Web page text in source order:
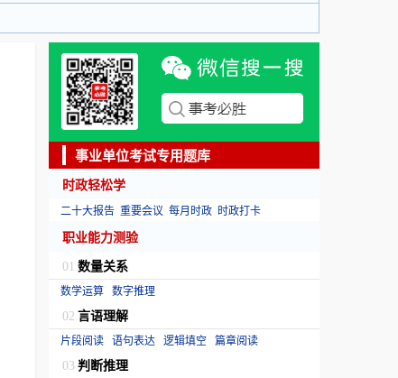
事业单位考试专用题库
时政轻松学
二十大报告 重要会议 每月时政 时政打卡
职业能力测验
01 数量关系
数学运算 数字推理
02 言语理解
片段阅读 语句表达 逻辑填空 篇章阅读
03 判断推理